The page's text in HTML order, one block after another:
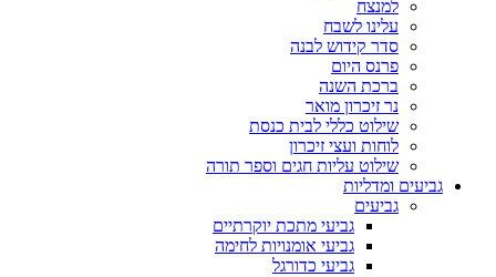
למנצח
עלינו לשבח
סדר קידוש לבנה
פרנס היום
ברכת השנה
נר זיכרון מואר
שילוט כללי לבית כנסת
לוחות ועצי זיכרון
שילוט עליות חגים וספר תורה
גביעים ומדליות
גביעים
גביעי מתכת יוקרתיים
גביעי אומנויות לחימה
גביעי כדורגל